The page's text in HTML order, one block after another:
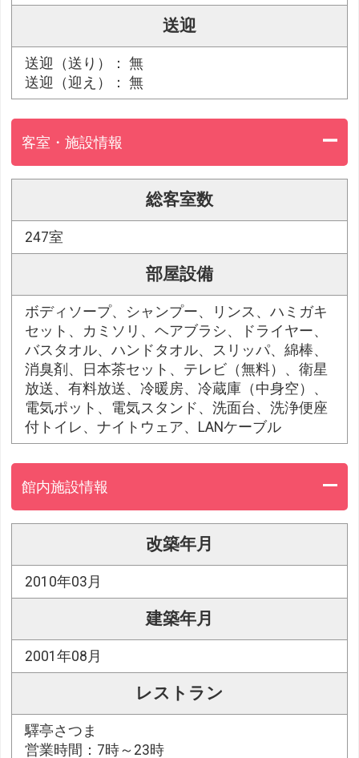
送迎
送迎（送り）： 無
送迎（迎え）： 無
客室・施設情報
総客室数
247室
部屋設備
ボディソープ、シャンプー、リンス、ハミガキ
セット、カミソリ、ヘアブラシ、ドライヤー、
バスタオル、ハンドタオル、スリッパ、綿棒、
消臭剤、日本茶セット、テレビ（無料）、衛星
放送、有料放送、冷暖房、冷蔵庫（中身空）、
電気ポット、電気スタンド、洗面台、洗浄便座
付トイレ、ナイトウェア、LANケーブル
館内施設情報
改築年月
2010年03月
建築年月
2001年08月
レストラン
驛亭さつま
営業時間：7時～23時